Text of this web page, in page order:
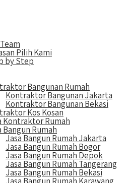
Pilih Kami
by Step
Bangunan Rumah
Kontraktor Bangunan Jakarta
Kontraktor Bangunan Bekasi
Kos Kosan
Kontraktor Rumah
Bangun Rumah
Jasa Bangun Rumah Jakarta
Jasa Bangun Rumah Bogor
Jasa Bangun Rumah Depok
Jasa Bangun Rumah Tangerang
Jasa Bangun Rumah Bekasi